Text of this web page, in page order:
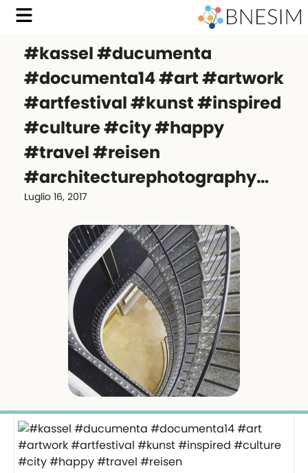
#kassel #ducumenta
#documenta14 #art #artwork
#artfestival #kunst #inspired
#culture #city #happy
#travel #reisen
#architecturephotography…
Luglio 16, 2017